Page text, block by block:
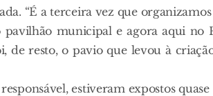
“É a terceira vez que
municipal e agora aqui no
de resto, o pavio que levou à
estiveram expostos